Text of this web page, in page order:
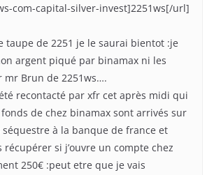
com-capital-silver-invest]2251ws[/url]
taupe de 2251 je le saurai bientot :je
argent piqué par binamax ni les
mr Brun de 2251ws….
recontacté par xfr cet après midi qui
de chez binamax sont arrivés sur
à la banque de france et
récupérer si j’ouvre un compte chez
250€ :peut etre que je vais